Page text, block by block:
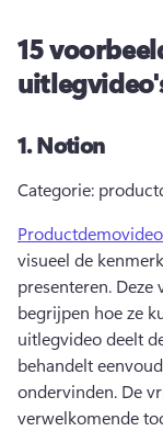
15
1.Notion
Categorie:
visueel de
presenteren.
begrijpen hoe ze
uitlegvideo deelt
behandelt
ondervinden. De
verwelkomende